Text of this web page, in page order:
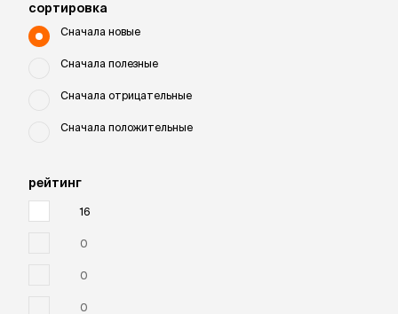
cортировка
Сначала новые
Сначала полезные
Сначала отрицательные
Сначала положительные
рейтинг
16
0
0
0